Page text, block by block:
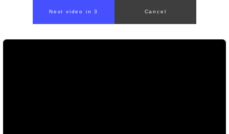
Next video in 1 Cancel